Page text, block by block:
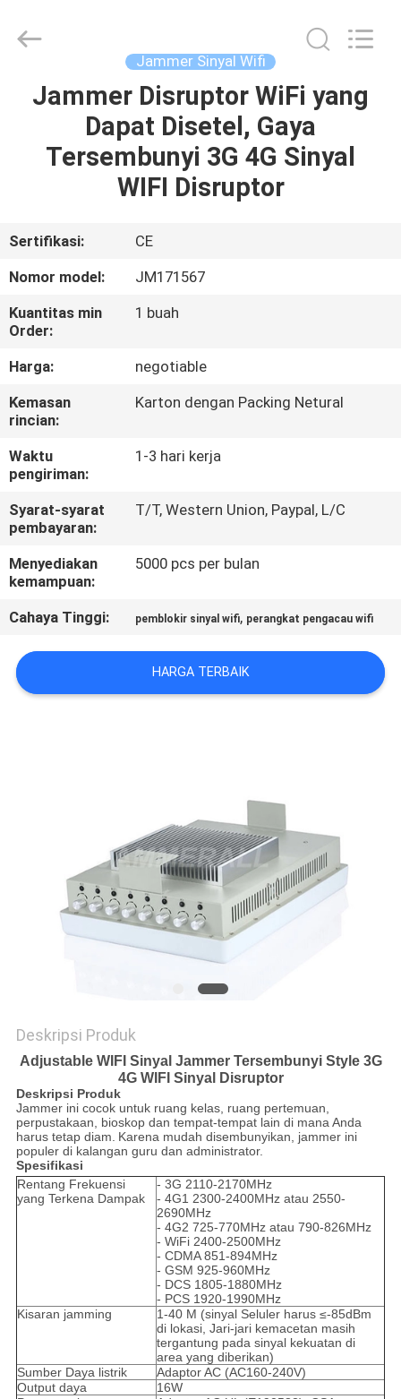
RUMAH
PRODUK
KAMI
PABRIK
KUALITAS
HUBUNGI
KAMI
BERITA
KASUS
BLOG
PRIVACY
POLICY
Limited.
Jammer Sinyal Wifi
Jammer Disruptor WiFi yang
Dapat Disetel, Gaya
Tersembunyi 3G 4G Sinyal
WIFI Disruptor
Sertifikasi:
CE
Nomor model:
JM171567
Kuantitas min
Order:
1 buah
Harga:
negotiable
Kemasan
rincian:
Karton dengan Packing Netural
Waktu
pengiriman:
1-3 hari kerja
Syarat-syarat
pembayaran:
T/T, Western Union, Paypal, L/C
Menyediakan
kemampuan:
5000 pcs per bulan
Cahaya Tinggi: pemblokir sinyal wifi, perangkat pengacau wifi
HARGA TERBAIK
Deskripsi Produk
Adjustable WIFI Sinyal Jammer Tersembunyi Style 3G
4G WIFI Sinyal Disruptor
Deskripsi Produk
Jammer ini cocok untuk ruang kelas, ruang pertemuan,
perpustakaan, bioskop dan tempat-tempat lain di mana Anda
harus tetap diam. Karena mudah disembunyikan, jammer ini
populer di kalangan guru dan administrator.
Spesifikasi
Rentang Frekuensi
yang Terkena Dampak
- 3G 2110-2170MHz
- 4G1 2300-2400MHz atau 2550-
2690MHz
- 4G2 725-770MHz atau 790-826MHz
- WiFi 2400-2500MHz
- CDMA 851-894MHz
- GSM 925-960MHz
- DCS 1805-1880MHz
- PCS 1920-1990MHz
Kisaran jamming
1-40 M (sinyal Seluler harus ≤-85dBm
di lokasi, Jari-jari kemacetan masih
tergantung pada sinyal kekuatan di
area yang diberikan)
Sumber Daya listrik
Adaptor AC (AC160-240V)
Output daya
16W